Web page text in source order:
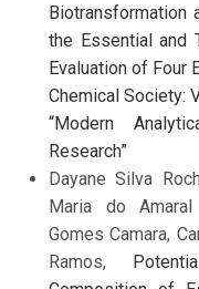
Biotransformation
the Essential and
Evaluation of Four
Chemical Society:
“Modern
Research”
Dayane Silva
Maria do Amaral
Gomes Camara,
Ramos,